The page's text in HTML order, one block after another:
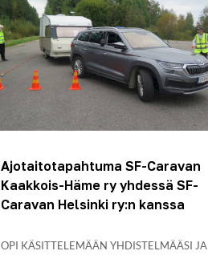
Ajotaitotapahtuma SF-Caravan
Kaakkois-Häme ry yhdessä SF-
Caravan Helsinki ry:n kanssa
OPI KÄSITTELEMÄÄN YHDISTELMÄÄSI JA